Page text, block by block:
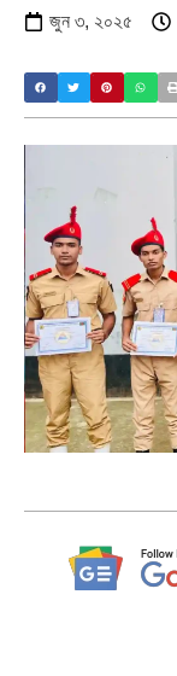
জুন ৩, ২০২৫